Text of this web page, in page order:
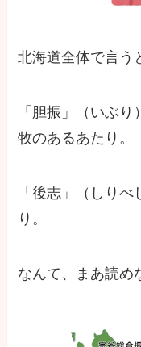
北海道全体で言う
「胆振」（いぶ
牧のあるあたり。
「後志」（しり
り。
なんて、まあ読め